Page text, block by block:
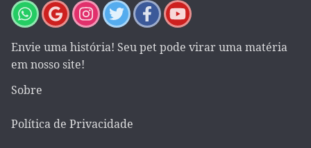
Envie uma história! Seu pet pode virar uma matéria
em nosso site!
Sobre
Política de Privacidade